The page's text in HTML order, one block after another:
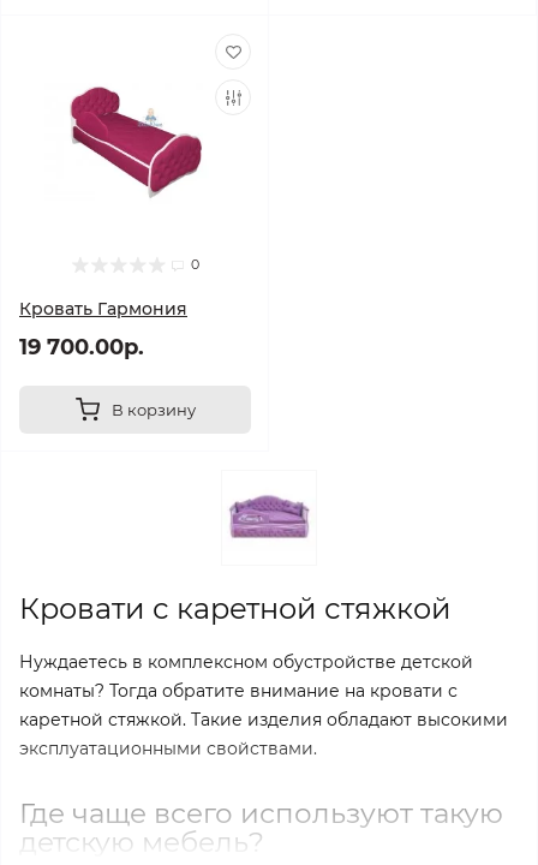
0
Кровать Гармония
19 700.00р.
В корзину
Кровати с каретной стяжкой
Нуждаетесь в комплексном обустройстве детской
комнаты? Тогда обратите внимание на кровати с
каретной стяжкой. Такие изделия обладают высокими
эксплуатационными свойствами.
Где чаще всего используют такую
детскую мебель?